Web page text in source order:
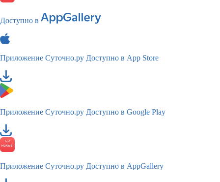
Доступно в
Приложение Суточно.ру Доступно в App Store
Приложение Суточно.ру Доступно в Google Play
Приложение Суточно.ру Доступно в AppGallery